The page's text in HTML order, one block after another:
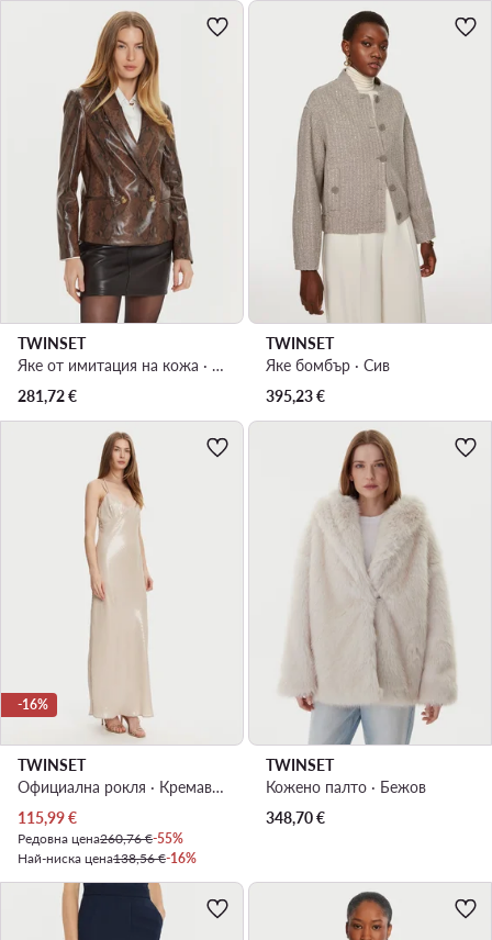
TWINSET
Яке от имитация на кожа · Кафяв
281,72€
TWINSET
Яке бомбър · Сив
395,23€
-16%
TWINSET
Официална рокля · Кремав · Макси, Асиметрична
Актуална цена
115,99€
Редовна цена260,76 €-55%
Най-ниска цена138,56 €-16%
TWINSET
Кожено палто · Бежов
348,70€